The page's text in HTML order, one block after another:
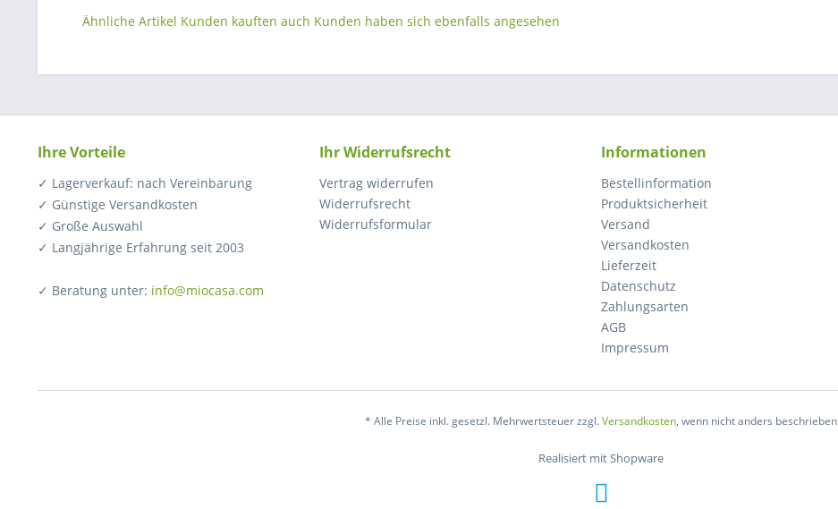
Ähnliche Artikel Kunden kauften auch Kunden haben sich ebenfalls angesehen
Ihre Vorteile
✓ Lagerverkauf: nach Vereinbarung
✓ Günstige Versandkosten
✓ Große Auswahl
✓ Langjährige Erfahrung seit 2003
✓ Beratung unter: info@miocasa.com
Ihr Widerrufsrecht
Vertrag widerrufen
Widerrufsrecht
Widerrufsformular
Informationen
Bestellinformation
Produktsicherheit
Versand
Versandkosten
Lieferzeit
Datenschutz
Zahlungsarten
AGB
Impressum
* Alle Preise inkl. gesetzl. Mehrwertsteuer zzgl.Versandkosten, wenn nicht anders beschrieben
Realisiert mit Shopware